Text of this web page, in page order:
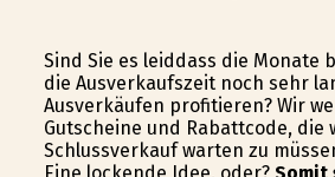
Sind Sie es leiddass die Monate
die Ausverkaufszeit noch sehr
Ausverkäufen profitieren? Wir
Gutscheine und Rabattcode,
Schlussverkauf warten zu